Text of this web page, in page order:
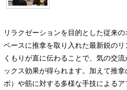
リラクゼーションを目的とした従来の
ベースに推拿を取り入れた最新鋭の
くもりが直に伝わることで、気の交
ックス効果が得られます。加えて推
ボ）や筋に対する多様な手技による